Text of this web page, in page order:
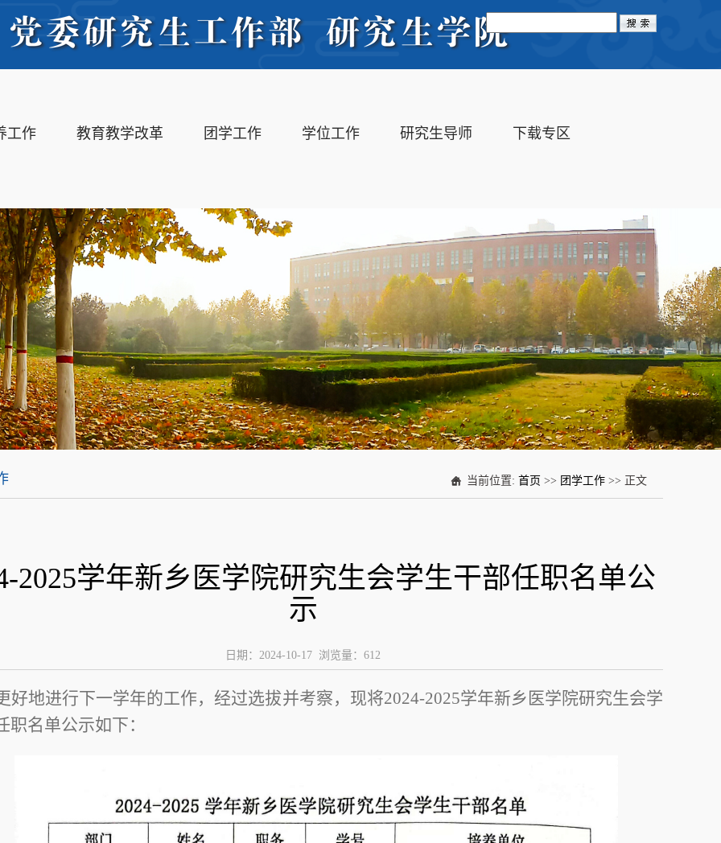
工作 教育教学改革 团学工作 学位工作 研究生导师 下载专区
当前位置: 首页 >> 团学工作 >> 正文
2025学年新乡医学院研究生会学生干部任职名单公
示
日期：2024-10-17 浏览量： 612
好地进行下一学年的工作， 经过选拔并考察，现将2024-2025学年新乡医学院研究生会学
职名单公示如下：